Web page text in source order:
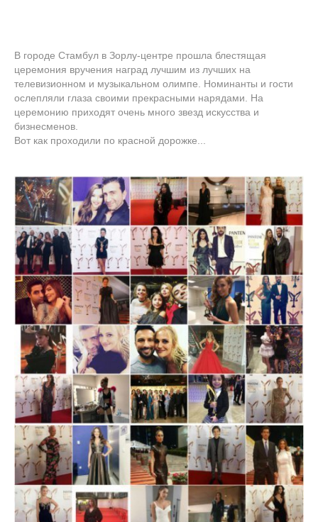
В городе Стамбул в Зорлу-центре прошла блестящая
церемония вручения наград лучшим из лучших на
телевизионном и музыкальном олимпе. Номинанты и гости
ослепляли глаза своими прекрасными нарядами. На
церемонию приходят очень много звезд искусства и
бизнесменов.
Вот как проходили по красной дорожке...